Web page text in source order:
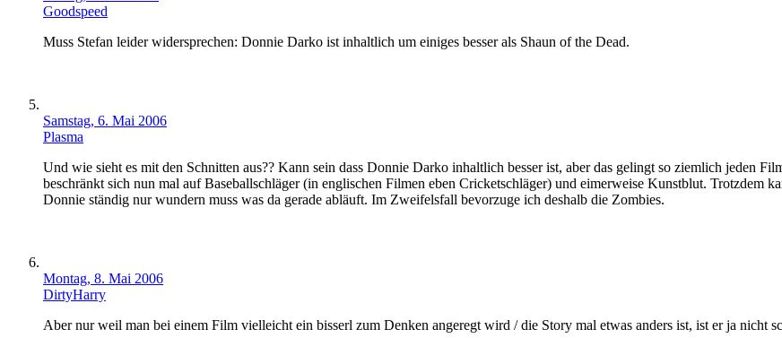
Goodspeed
Muss Stefan leider widersprechen: Donnie Darko ist inhaltlich um einiges besser als Shaun of the Dead.
Samstag, 6. Mai 2006
Plasma
Und wie sieht es mit den Schnitten aus?? Kann sein dass Donnie Darko inhaltlich besser ist, aber das gelingt so ziemlich jeden
beschränkt sich nun mal auf Baseballschläger (in englischen Filmen eben Cricketschläger) und eimerweise Kunstblut. Trotzdem
Donnie ständig nur wundern muss was da gerade abläuft. Im Zweifelsfall bevorzuge ich deshalb die Zombies.
Montag, 8. Mai 2006
DirtyHarry
Aber nur weil man bei einem Film vielleicht ein bisserl zum Denken angeregt wird / die Story mal etwas anders ist, ist er ja nicht